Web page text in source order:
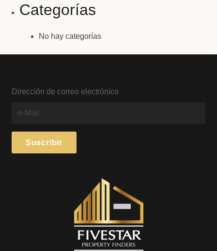
Categorías
No hay categorías
Dirección de correo electrónico